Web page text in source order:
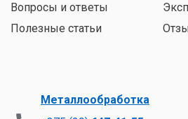
Вопросы и ответы
Полезные статьи
Металлообработка